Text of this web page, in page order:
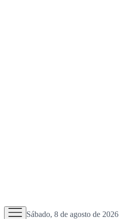
Sábado, 8 de agosto de 2026